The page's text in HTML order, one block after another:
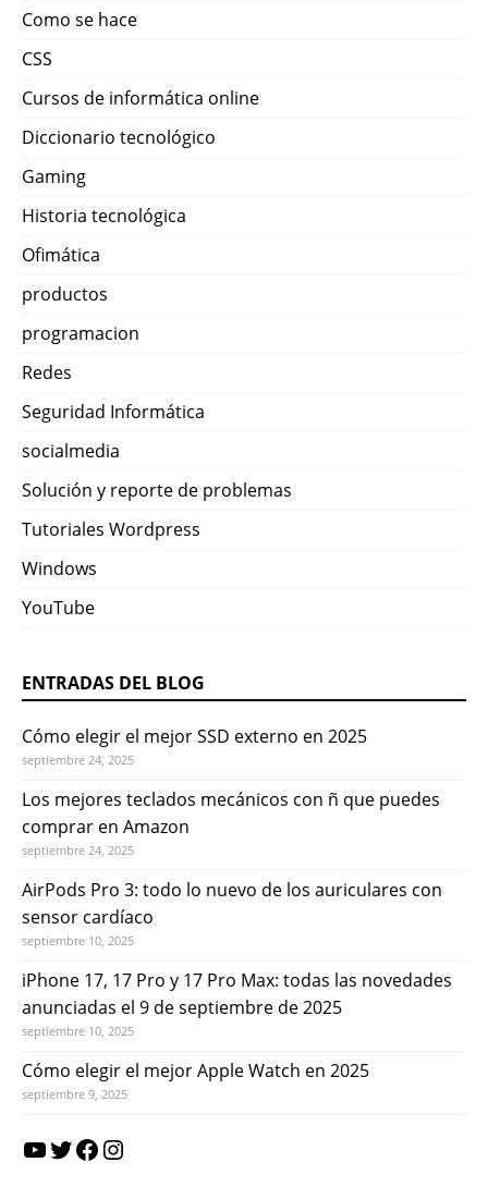
Como se hace
CSS
Cursos de informática online
Diccionario tecnológico
Gaming
Historia tecnológica
Ofimática
productos
programacion
Redes
Seguridad Informática
socialmedia
Solución y reporte de problemas
Tutoriales Wordpress
Windows
YouTube
ENTRADAS DEL BLOG
Cómo elegir el mejor SSD externo en 2025
septiembre 24, 2025
Los mejores teclados mecánicos con ñ que puedes
comprar en Amazon
septiembre 24, 2025
AirPods Pro 3: todo lo nuevo de los auriculares con
sensor cardíaco
septiembre 10, 2025
iPhone 17, 17 Pro y 17 Pro Max: todas las novedades
anunciadas el 9 de septiembre de 2025
septiembre 10, 2025
Cómo elegir el mejor Apple Watch en 2025
septiembre 9, 2025